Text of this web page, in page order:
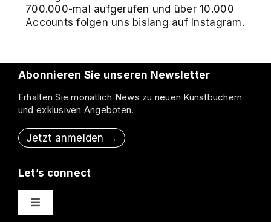
700.000-mal aufgerufen und über 10.000
Accounts folgen uns bislang auf Instagram.
Abonnieren Sie unseren Newsletter
Erhalten Sie monatlich News zu neuen Kunstbüchern
und exklusiven Angeboten.
Jetzt anmelden →
Let’s connect
Toggle